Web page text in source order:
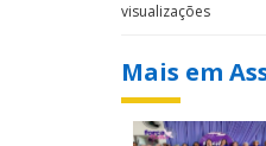
visualizações
Mais em